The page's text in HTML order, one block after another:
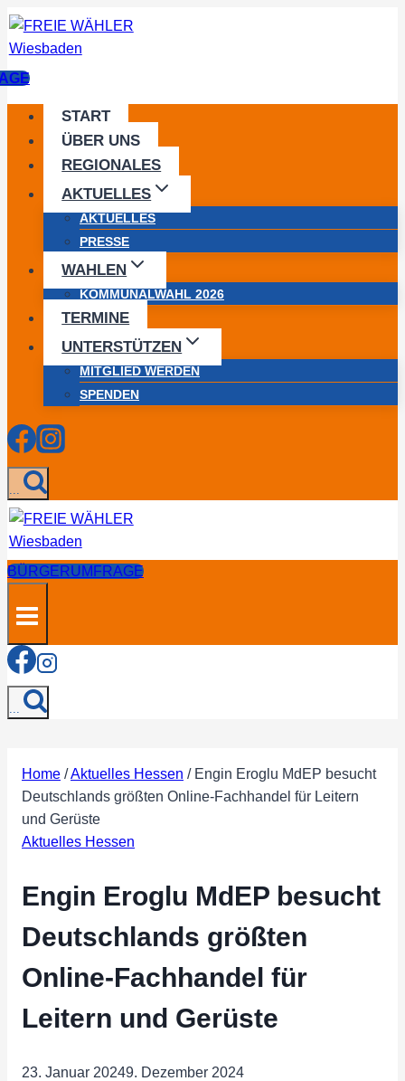
Zum
Inhalt
START
ÜBER UNS
REGIONALES
AKTUELLES
AKTUELLES
PRESSE
WAHLEN
KOMMUNALWAHL 2026
TERMINE
UNTERSTÜTZEN
MITGLIED WERDEN
SPENDEN
...
BÜRGERUMFRAGE
...
Home /Aktuelles Hessen / Engin Eroglu MdEP besucht
Deutschlands größten Online-Fachhandel für Leitern
und Gerüste
Aktuelles Hessen
Engin Eroglu MdEP besucht
Deutschlands größten
Online-Fachhandel für
Leitern und Gerüste
23. Januar 20249. Dezember 2024